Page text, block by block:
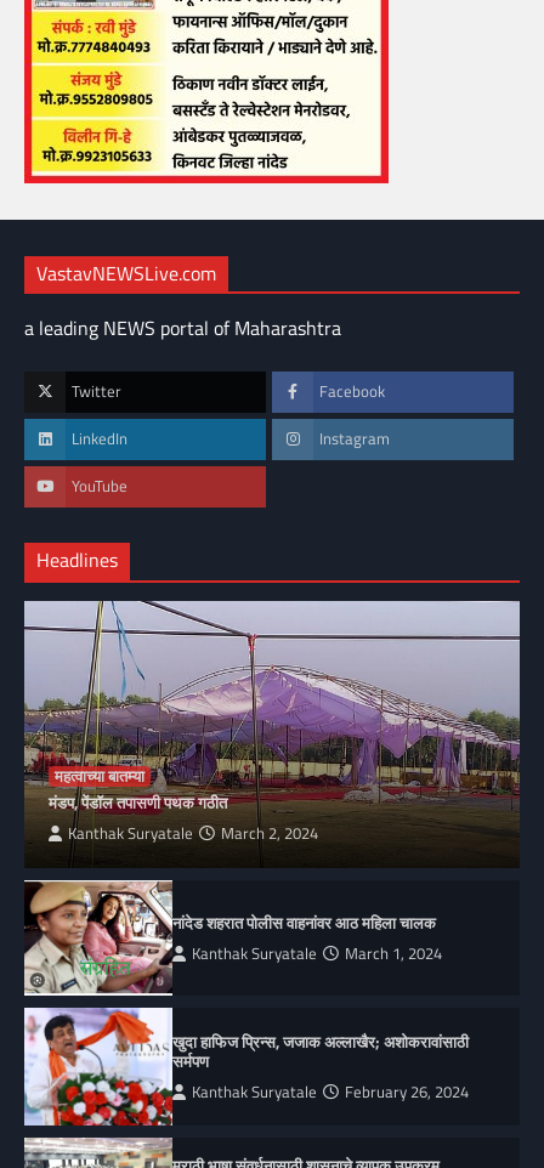
VastavNEWSLive.com
a leading NEWS portal of Maharashtra
Twitter Facebook
LinkedIn Instagram
YouTube
Headlines
महत्वाच्या बातम्या
मंडप, पेंडॉल तपासणी पथक गठीत
Kanthak Suryatale March 2, 2024
नांदेड शहरात पोलीस वाहनांवर आठ महिला चालक
Kanthak Suryatale March 1, 2024
खुदा हाफिज प्रिन्स, जजाक अल्लाखैर; अशोकरावांसाठी
सर्मपण
Kanthak Suryatale February 26, 2024